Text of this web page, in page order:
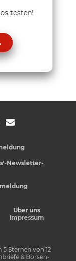
testen!
Newsletter-
Über uns
Impressum
5Sternen von 12
& Börsen-